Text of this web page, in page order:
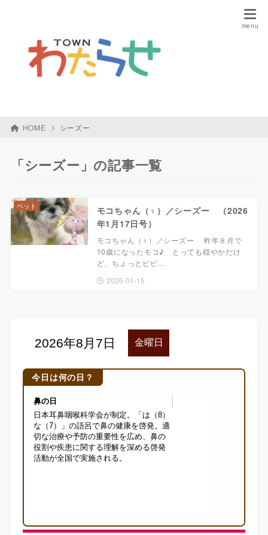
HOME シーズー
「シーズー」の記事一覧
モコちゃん（♀）／シーズー （2026
年1月17日号）
モコちゃん（♀）／シーズー 昨年８月で
10歳になったモコ♪ とっても穏やかだけ
ど、ちょっとビビ…
2026-01-15
ペット
今日は何の日？